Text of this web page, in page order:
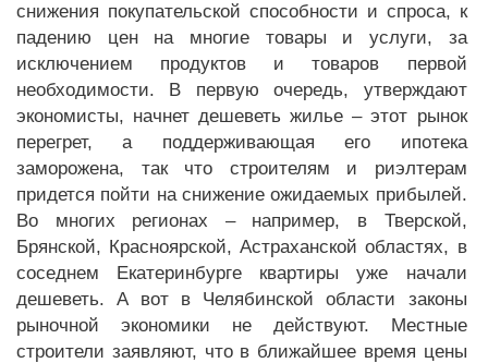
снижения покупательской способности и спроса, к
падению цен на многие товары и услуги, за
исключением продуктов и товаров первой
необходимости. В первую очередь, утверждают
экономисты, начнет дешеветь жилье – этот рынок
перегрет, а поддерживающая его ипотека
заморожена, так что строителям и риэлтерам
придется пойти на снижение ожидаемых прибылей.
Во многих регионах – например, в Тверской,
Брянской, Красноярской, Астраханской областях, в
соседнем Екатеринбурге квартиры уже начали
дешеветь. А вот в Челябинской области законы
рыночной экономики не действуют. Местные
строители заявляют, что в ближайшее время цены